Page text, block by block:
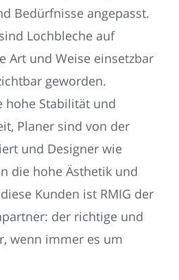
Bedürfnisse angepasst.
Lochbleche auf
Art und Weise einsetzbar
geworden.
hohe Stabilität und
Planer sind von der
und Designer wie
die hohe Ästhetik und
Kunden ist RMIG der
der richtige und
wenn immer es um